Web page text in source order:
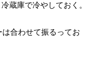
蔵庫で冷やしておく。
合わせて振るってお